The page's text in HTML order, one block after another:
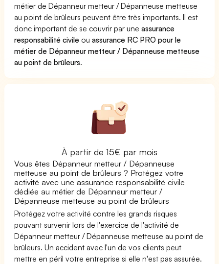
métier de Dépanneur metteur / Dépanneuse metteuse
au point de brûleurs peuvent être très importants. Il est
donc important de se couvrir par uneassurance
responsabilité civile ouassurance RC PRO pour le
métier de Dépanneur metteur / Dépanneuse metteuse
au point de brûleurs.
À partir de 15€ par mois
Vous êtes Dépanneur metteur / Dépanneuse
metteuse au point de brûleurs ? Protégez votre
activité avec une assurance responsabilité civile
dédiée au métier de Dépanneur metteur /
Dépanneuse metteuse au point de brûleurs
Protégez votre activité contre les grands risques
pouvant survenir lors de l'exercice de l'activité de
Dépanneur metteur / Dépanneuse metteuse au point de
brûleurs. Un accident avec l'un de vos clients peut
mettre en péril votre entreprise si elle n'est pas assurée.